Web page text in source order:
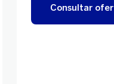
Consultar